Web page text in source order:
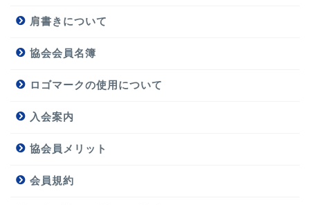
肩書きについて
協会会員名簿
ロゴマークの使用について
入会案内
協会員メリット
会員規約